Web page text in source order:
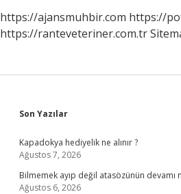
https://ajansmuhbir.com https://
https://ranteveteriner.com.tr
Sidebar
Son Yazılar
Kapadokya hediyelik ne alınır ?
Ağustos 7, 2026
Bilmemek ayıp değil atasözünün devamı
Ağustos 6, 2026